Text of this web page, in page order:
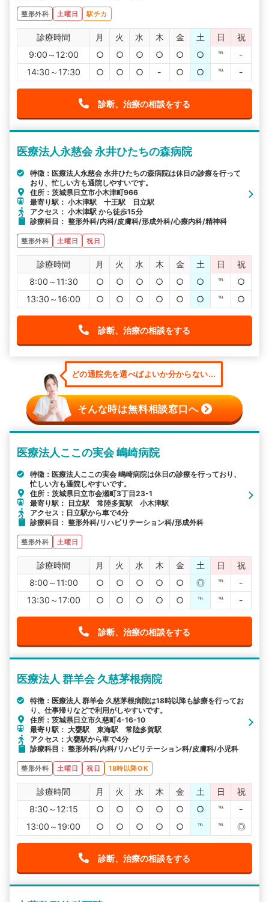
整形外科 土曜日 駅チカ
診療時間 月 火 水 木 金 土 日
祝
9:00～12:00
○ ○ ○ ○ ○ ○ ℡
-
14:30～17:30
○ ○ ○ - ○ ○ ℡ -
診断、治療の相談をする
医療法人永慈会 永井ひたちの森病院
特徴：医療法人永慈会 永井ひたちの森病院は休日の診療を行って
おり、忙しい方も通院しやすいです。
住所：茨城県日立市小木津町966
最寄り駅： 小木津駅 十王駅 日立駅
アクセス： 小木津駅 から徒歩15分
診療科目： 整形外科/内科/皮膚科/形成外科/心療内科/精神科
整形外科 土曜日 祝日
診療時間 月 火 水 木 金 土 日
祝
8:00～11:30
○ ○ ○ ○ ○ ○ ℡
○
13:30～16:00
○ ○ ○ ○ ○ ○ ℡ ○
診断、治療の相談をする
どの通院先を選べばよいか分からない...
そんな時は無料相談窓口へ
医療法人ここの実会 嶋崎病院
特徴：医療法人ここの実会 嶋崎病院は休日の診療を行っており、
忙しい方も通院しやすいです。
住所：茨城県日立市会瀬町3丁目23-1
最寄り駅： 日立駅 常陸多賀駅 小木津駅
アクセス：日立駅から車で4分
診療科目： 整形外科/リハビリテーション科/形成外科
整形外科 土曜日
診療時間 月 火 水 木 金 土 日
祝
8:00～11:00
○ ○ ○ ○ ○ ◎ ℡
-
13:30～17:00
○ ○ ○ ○ ○ ℡ ℡ -
診断、治療の相談をする
医療法人 群羊会 久慈茅根病院
特徴：医療法人 群羊会 久慈茅根病院は18時以降も診療を行ってお
り、仕事帰りなどで利用がしやすいです。
住所：茨城県日立市久慈町4-16-10
最寄り駅： 大甕駅 東海駅 常陸多賀駅
アクセス：大甕駅から車で4分
診療科目： 整形外科/内科/リハビリテーション科/皮膚科/小児科
整形外科 土曜日 祝日 18時以降OK
診療時間 月 火 水 木 金 土 日
祝
8:30～12:15
○ ○ ○ ○ ○ ○ ℡
-
13:00～19:00
○ ○ ○ ○ ○ ℡ ℡ ◎
診断、治療の相談をする